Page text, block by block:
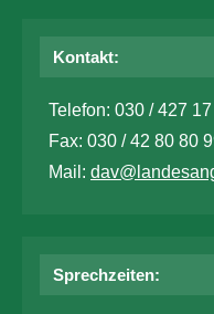
Kontakt:
Telefon: 030 / 427
Fax: 030 / 42 80 80
Mail:
Sprechzeiten: